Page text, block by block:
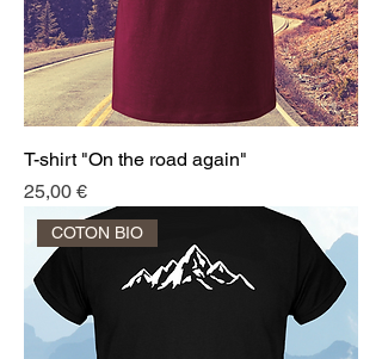
T-shirt "On the road again"
Prix
25,00 €
COTON BIO